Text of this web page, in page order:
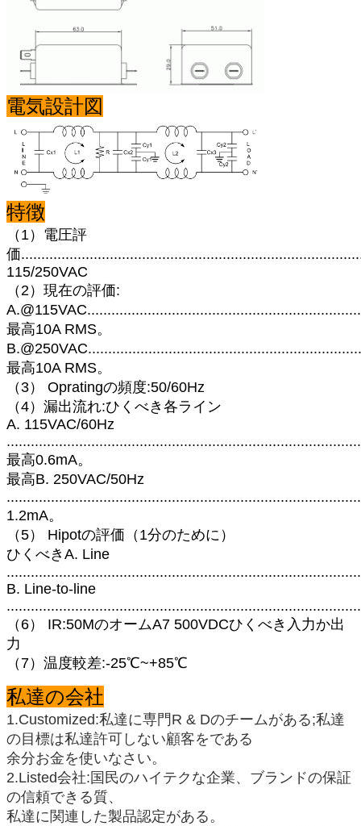
電気設計図
特徴
（1）電圧評
価
115/250VAC
（2）現在の評価:
最高10A RMS。
最高10A RMS。
（3） Opratingの頻度:50/60Hz
（4）漏出流れ:ひくべき各ライン
A. 115VAC/60Hz
最高0.6mA。
最高B. 250VAC/50Hz
1.2mA。
（5） Hipotの評価（1分のために）
ひくべきA. Line
B. Line-to-line
（6） IR:50MのオームA7 500VDCひくべき入力か出
力
（7）温度較差:-25℃~+85℃
私達の会社
1.Customized:私達に専門R & Dのチームがある;私達
の目標は私達許可しない顧客をである
余分お金を使いなさい。
2.Listed会社:国民のハイテクな企業、ブランドの保証
の信頼できる質、
私達に関連した製品認定がある。